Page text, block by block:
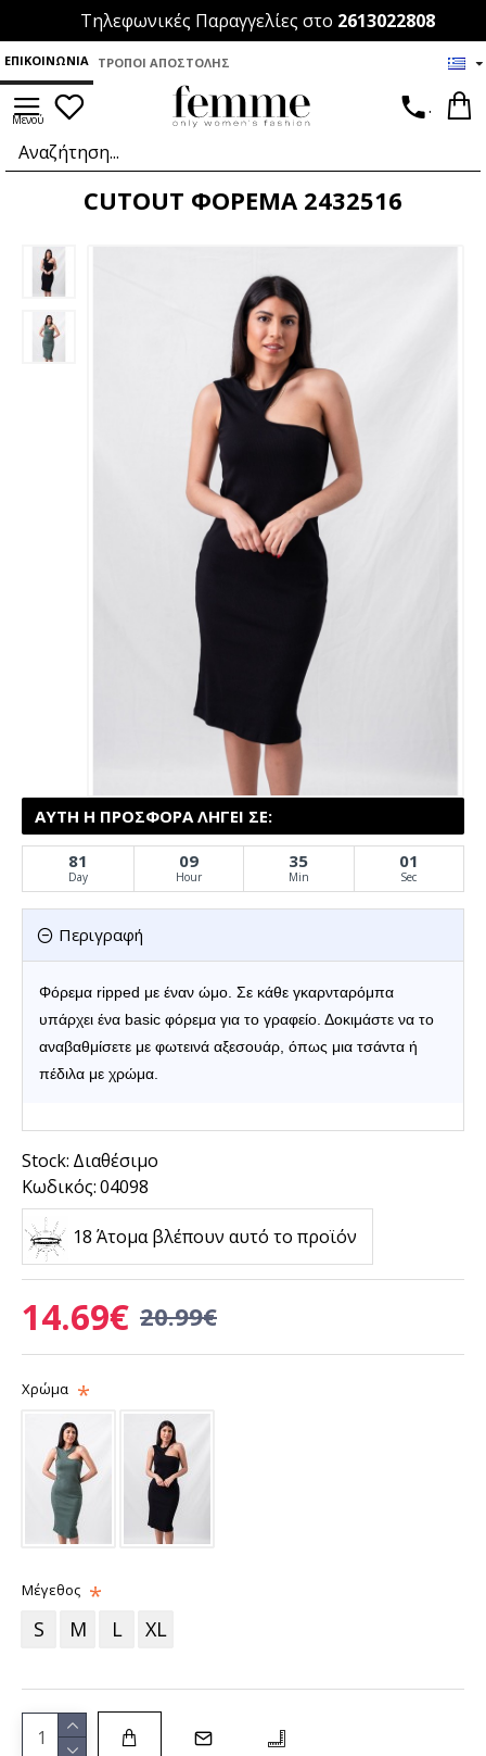
Τηλεφωνικές Παραγγελίες στο 2613022808
ΕΠΙΚΟΙΝΩΝΊΑ ΤΡΌΠΟΙ ΑΠΟΣΤΟΛΉΣ
.
CUTOUT ΦΟΡΕΜΑ 2432516
Περιγραφή
Φόρεμα ripped με έναν ώμο. Σε κάθε γκαρνταρόμπα
υπάρχει ένα basic φόρεμα για το γραφείο. Δοκιμάστε να το
αναβαθμίσετε με φωτεινά αξεσουάρ, όπως μια τσάντα ή
πέδιλα με χρώμα.
Stock: Διαθέσιμο
Κωδικός:04098
ΑΥΤΉ Η ΠΡΟΣΦΟΡΆ ΛΉΓΕΙ ΣΕ:
81
Day
09
Hour
34
Min
60
Sec
18 Άτομα βλέπουν αυτό το προϊόν
14.69€ 20.99€
Χρώμα
Μέγεθος
S M L XL